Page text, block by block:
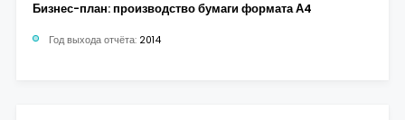
Бизнес-план: производство бумаги формата А4
Год выхода отчёта: 2014